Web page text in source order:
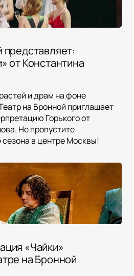
представляет:
от Константина
и драм на фоне
на Бронной приглашает
Горького от
Не пропустите
в центре Москвы!
«Чайки»
на Бронной